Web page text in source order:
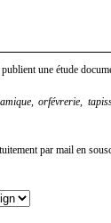
une étude
orfévrerie,
par mail en